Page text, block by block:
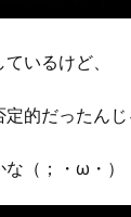
いるけど、
的だったんじ
（；・ω・）